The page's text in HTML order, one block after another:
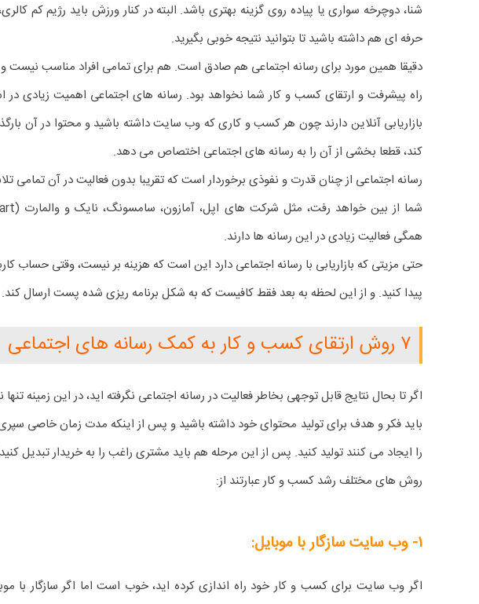
شنا، دوچرخه سواری یا پیاده روی گزینه بهتری باشد. البته در کنار ورزش باید رژیم کم
حرفه ای هم داشته باشید تا بتوانید نتیجه خوبی بگیرید.
دقیقا همین مورد برای رسانه اجتماعی هم صادق است. هم برای تمامی افراد مناسب نیست و
راه پیشرفت و ارتقای کسب و کار شما نخواهد بود. رسانه های اجتماعی اهمیت زیادی در
بازاریابی آنلاین دارند چون هر کسب و کاری که وب سایت داشته باشید و محتوا در آن
کند، قطعا بخشی از آن را به رسانه های اجتماعی اختصاص می دهد.
رسانه اجتماعی از چنان قدرت و نفوذی برخوردار است که تقریبا بدون فعالیت در آن تمامی
همگی فعالیت زیادی در این رسانه ها دارند.
حتی مزیتی که بازاریابی با رسانه اجتماعی دارد این است که هزینه بر نیست، وقتی حساب
پیدا کنید. و از این لحظه به بعد فقط کافیست که به شکل برنامه ریزی شده پست ارسال کند.
۷ روش ارتقای کسب و کار به کمک رسانه های اجتماعی
اگر تا بحال نتایج قابل توجهی بخاطر فعالیت در رسانه اجتماعی نگرفته اید، در این زمینه
باید فکر و هدف برای تولید محتوای خود داشته باشید و پس از اینکه مدت زمان خاصی سپری
را ایجاد می کنند تولید کنید. پس از این مرحله هم باید مشتری راغب را به خریدار تبدیل
روش های مختلف رشد کسب و کار عبارتند از:
۱- وب سایت سازگار با موبایل:
اگر وب سایت برای کسب و کار خود راه اندازی کرده اید، خوب است اما اگر سازگار با